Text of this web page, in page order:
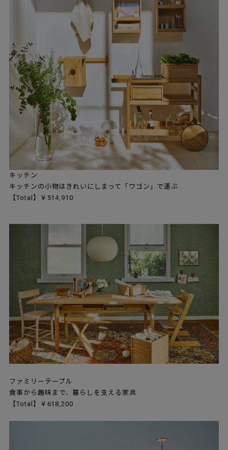
キッチン
キッチンの小物はきれいにしまって「ワゴン」で運ぶ
【Total】￥514,910
ファミリーテーブル
食事から趣味まで、暮らしを支える家具
【Total】￥618,200